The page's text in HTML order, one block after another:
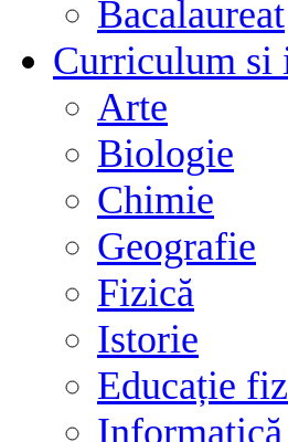
Bacalaureat
Curriculum si
Arte
Biologie
Chimie
Geografie
Fizică
Istorie
Educație
Informatică